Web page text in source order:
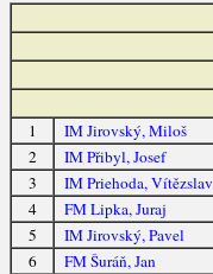
1 IM Jirovský, Miloš
2
IM Přibyl, Josef
3
IM Priehoda, Vítězslav
4
FM Lipka, Juraj
5
IM Jirovský, Pavel
6
FM Šuráň, Jan